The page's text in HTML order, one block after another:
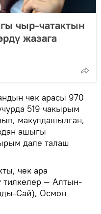
чыр-чатактын
жазага
чек арасы 970
519 чакырым
макулдашылган,
ашыгы
дале талаш
чек ара
тилкелер — Алтын-
Сай), Осмон